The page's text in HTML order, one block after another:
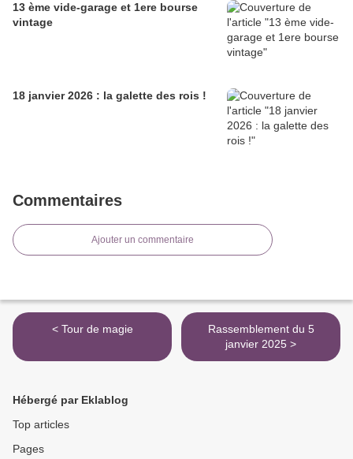
13 ème vide-garage et 1ere bourse
vintage
18 janvier 2026 : la galette des rois !
Commentaires
Ajouter un commentaire
< Tour de magie
Rassemblement du 5
janvier 2025 >
Hébergé par Eklablog
Top articles
Pages